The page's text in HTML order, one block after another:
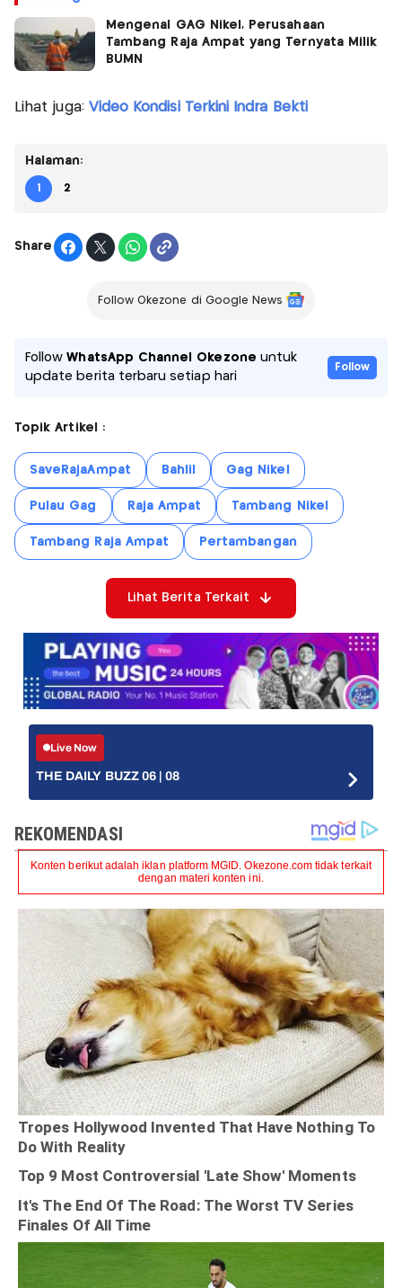
Mengenal GAG Nikel, Perusahaan
Tambang Raja Ampat yang Ternyata Milik
BUMN
Lihat juga: Video Kondisi Terkini Indra Bekti
Halaman:
1 2
Share
Follow Okezone di Google News
FollowWhatsApp Channel Okezone untuk
update berita terbaru setiap hari
Follow
Topik Artikel :
SaveRajaAmpat Bahlil Gag Nikel
Pulau Gag Raja Ampat Tambang Nikel
Tambang Raja Ampat Pertambangan
Lihat Berita Terkait
Live Now
THE DAILY BUZZ 06 | 08